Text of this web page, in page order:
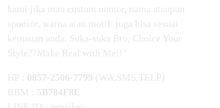
kami jika mau custom nomor, nama ataupun
sponsor, warna atau motif juga bisa sesuai
kemauan anda. Suka-suka Bro, Choice Your
Style??Make Real with Me!!”
HP : 0857-2506-7799 (WA,SMS,TELP)
BBM : 5B784F8E